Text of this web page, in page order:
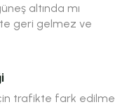
altında mı
geri gelmez ve
trafikte fark edilme